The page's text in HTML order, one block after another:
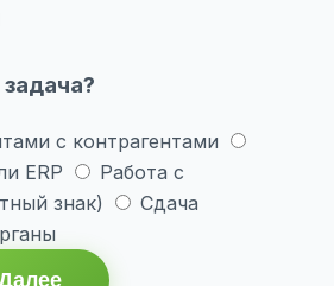
с контрагентами
ERP
Работа с
знак)
Сдача